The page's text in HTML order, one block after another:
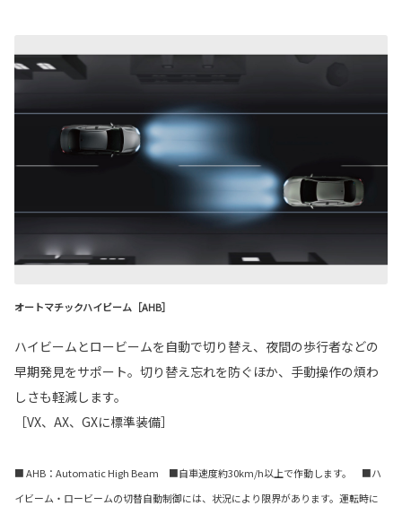
オートマチックハイビーム［AHB］
ハイビームとロービームを自動で切り替え、夜間の歩行者などの
早期発見をサポート。切り替え忘れを防ぐほか、手動操作の煩わ
しさも軽減します。
［VX、AX、GXに標準装備］
■ AHB：Automatic High Beam ■自車速度約30km/h以上で作動します。 ■ハ
イビーム・ロービームの切替自動制御には、状況により限界があります。運転時に